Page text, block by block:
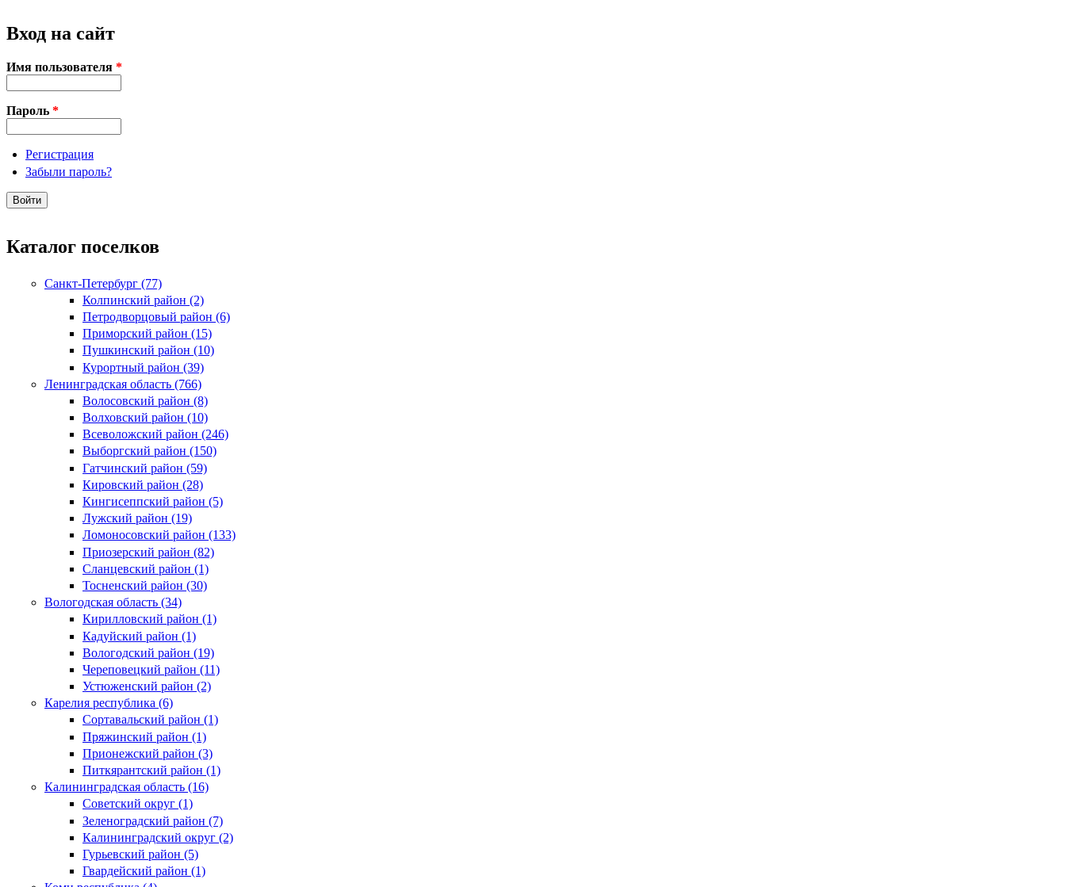
Вход на сайт
Имя пользователя *
Пароль *
Регистрация
Забыли пароль?
Каталог поселков
Санкт-Петербург (77)
Колпинский район (2)
Петродворцовый район (6)
Приморский район (15)
Пушкинский район (10)
Курортный район (39)
Ленинградская область (766)
Волосовский район (8)
Волховский район (10)
Всеволожский район (246)
Выборгский район (150)
Гатчинский район (59)
Кировский район (28)
Кингисеппский район (5)
Лужский район (19)
Ломоносовский район (133)
Приозерский район (82)
Сланцевский район (1)
Тосненский район (30)
Вологодская область (34)
Кирилловский район (1)
Кадуйский район (1)
Вологодский район (19)
Череповецкий район (11)
Устюженский район (2)
Карелия республика (6)
Сортавальский район (1)
Пряжинский район (1)
Прионежский район (3)
Питкярантский район (1)
Калининградская область (16)
Советский округ (1)
Зеленоградский район (7)
Калининградский округ (2)
Гурьевский район (5)
Гвардейский район (1)